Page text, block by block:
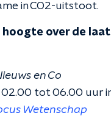
in CO2-uitstoot.
hoogte over de
en Co
02.00 tot 06.00 uur
Wetenschap